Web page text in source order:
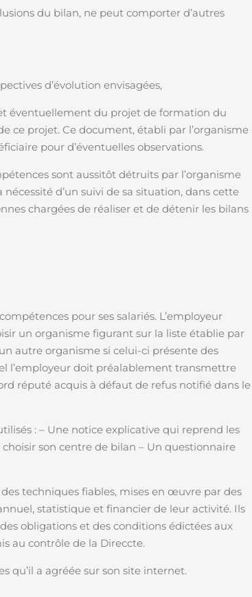
du bilan, ne peut comporter d’autres
d’évolution envisagées,
éventuellement du projet de formation du
ce projet. Ce document, établi par l’organisme
pour d’éventuelles observations.
sont aussitôt détruits par l’organisme
d’un suivi de sa situation, dans cette
chargées de réaliser et de détenir les bilans
pour ses salariés. L’employeur
un organisme figurant sur la liste établie par
autre organisme si celui-ci présente des
l’employeur doit préalablement transmettre
réputé acquis à défaut de refus notifié dans le
: – Une notice explicative qui reprend les
son centre de bilan – Un questionnaire
techniques fiables, mises en œuvre par des
statistique et financier de leur activité. Ils
obligations et des conditions édictées aux
au contrôle de la Direccte.
qu’il a agréée sur son site internet.